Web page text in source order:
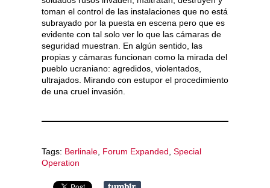
toman el control de las instalaciones que no está
subrayado por la puesta en escena pero que es
evidente con tal solo ver lo que las cámaras de
seguridad muestran. En algún sentido, las
propias y cámaras funcionan como la mirada del
pueblo ucraniano: agredidos, violentados,
ultrajados. Mirando con estupor el procedimiento
de una cruel invasión.
Tags: Berlinale Forum Expanded Special
Operation